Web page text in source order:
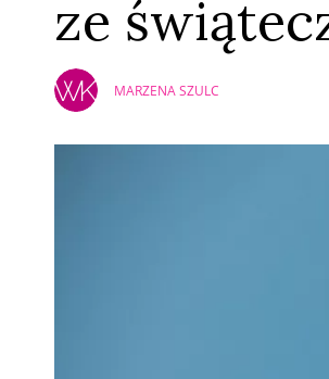
ze
MARZENA SZULC